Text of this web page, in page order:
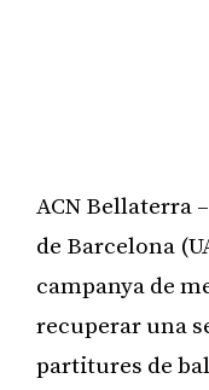
ACN Bellaterra
de Barcelona
campanya de
recuperar una
partitures de